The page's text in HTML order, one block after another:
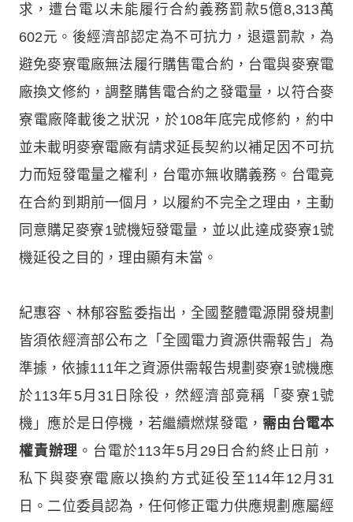
求，遭台電以未能履行合約義務罰款5億8,313萬
602元。後經濟部認定為不可抗力，退還罰款，為
避免麥寮電廠無法履行購售電合約，台電與麥寮電
廠換文修約，調整購售電合約之發電量，以符合麥
寮電廠降載後之狀況，於108年底完成修約，約中
並未載明麥寮電廠有請求延長契約以補足因不可抗
力而短發電量之權利，台電亦無收購義務。台電竟
在合約到期前一個月，以履約不完全之理由，主動
同意購足麥寮1號機短發電量，並以此達成麥寮1號
機延役之目的，理由顯有未當。
紀惠容、林郁容監委指出，全國整體電源開發規劃
皆須依經濟部公布之「全國電力資源供需報告」為
準據，依據111年之資源供需報告規劃麥寮1號機應
於113年5月31日除役，然經濟部竟稱「麥寮1號
機」應於是日停機，若繼續燃煤發電， 需由台電本
權責辦理 。台電於113年5月29日合約終止日前，
私下與麥寮電廠以換約方式延役至114年12月31
日。二位委員認為，任何修正電力供應規劃應屬經